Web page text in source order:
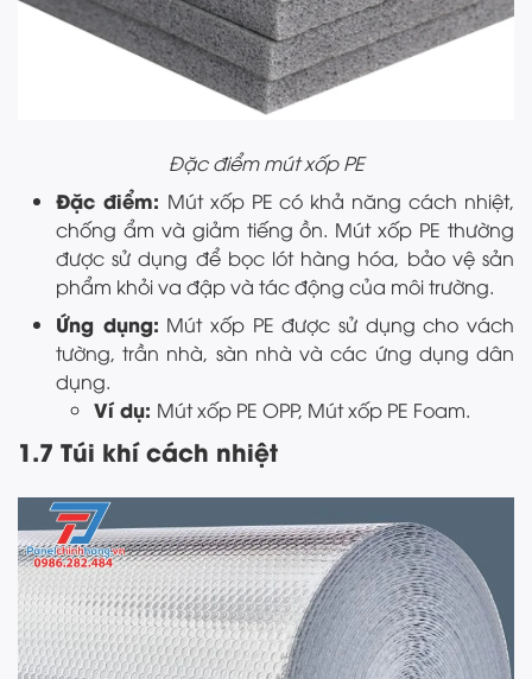
Đặc điểm mút xốp PE
Đặc điểm: Mút xốp PE có khả năng cách nhiệt,
chống ẩm và giảm tiếng ồn. Mút xốp PE thường
được sử dụng để bọc lót hàng hóa, bảo vệ sản
phẩm khỏi va đập và tác động của môi trường.
Ứng dụng: Mút xốp PE được sử dụng cho vách
tường, trần nhà, sàn nhà và các ứng dụng dân
dụng.
Ví dụ: Mút xốp PE OPP, Mút xốp PE Foam.
1.7 Túi khí cách nhiệt